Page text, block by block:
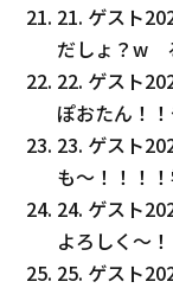
21. ゲスト
だしょ？w
22. ゲスト
ぽおたん！
23. ゲスト
も〜！！！
24. ゲスト
よろしく〜
25. ゲスト